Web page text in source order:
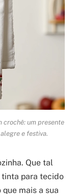
crochê: um presente
e festiva.
Que tal
tinta para tecido
mais a sua